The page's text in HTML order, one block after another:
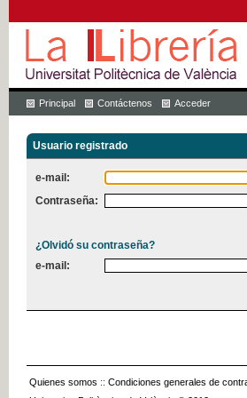
Principal Contáctenos Acceder
Usuario registrado
e-mail:
Contraseña:
¿Olvidó su contraseña?
e-mail:
Quienes somos :: Condiciones generales de